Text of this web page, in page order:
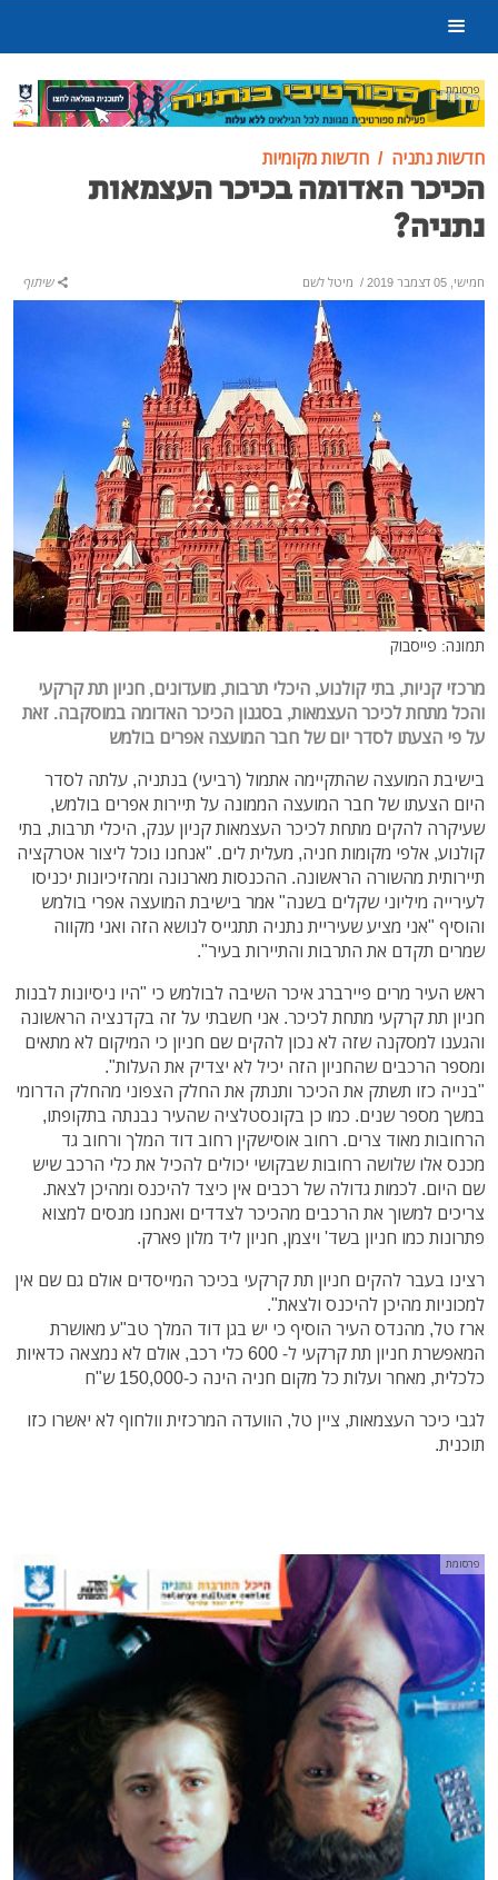
פרסומת
חדשות נתניה חדשות מקומיות
הכיכר האדומה בכיכר העצמאות
נתניה?
חמישי, 05 דצמבר 2019 / מיטל לשם שיתוף
תמונה: פייסבוק
מרכזי קניות, בתי קולנוע, היכלי תרבות, מועדונים, חניון תת קרקעי
והכל מתחת לכיכר העצמאות, בסגנון הכיכר האדומה במוסקבה. זאת
על פי הצעתו לסדר יום של חבר המועצה אפרים בולמש
בישיבת המועצה שהתקיימה אתמול (רביעי) בנתניה, עלתה לסדר
היום הצעתו של חבר המועצה הממונה על תיירות אפרים בולמש,
שעיקרה להקים מתחת לכיכר העצמאות קניון ענק, היכלי תרבות, בתי
קולנוע, אלפי מקומות חניה, מעלית לים. "אנחנו נוכל ליצור אטרקציה
תיירותית מהשורה הראשונה. ההכנסות מארנונה ומהזיכיונות יכניסו
לעירייה מיליוני שקלים בשנה" אמר בישיבת המועצה אפרי בולמש
והוסיף "אני מציע שעיריית נתניה תתגייס לנושא הזה ואני מקווה
שמרים תקדם את התרבות והתיירות בעיר".
ראש העיר מרים פיירברג איכר השיבה לבולמש כי "היו ניסיונות לבנות
חניון תת קרקעי מתחת לכיכר. אני חשבתי על זה בקדנציה הראשונה
והגענו למסקנה שזה לא נכון להקים שם חניון כי המיקום לא מתאים
ומספר הרכבים שהחניון הזה יכיל לא יצדיק את העלות".
"בנייה כזו תשתק את הכיכר ותנתק את החלק הצפוני מהחלק הדרומי
במשך מספר שנים. כמו כן בקונסטלציה שהעיר נבנתה בתקופתו,
הרחובות מאוד צרים. רחוב אוסישקין רחוב דוד המלך ורחוב גד
מכנס אלו שלושה רחובות שבקושי יכולים להכיל את כלי הרכב שיש
שם היום. לכמות גדולה של רכבים אין כיצד להיכנס ומהיכן לצאת.
צריכים למשוך את הרכבים מהכיכר לצדדים ואנחנו מנסים למצוא
פתרונות כמו חניון בשד' ויצמן, חניון ליד מלון פארק.
רצינו בעבר להקים חניון תת קרקעי בכיכר המייסדים אולם גם שם אין
למכוניות מהיכן להיכנס ולצאת".
ארז טל, מהנדס העיר הוסיף כי יש בגן דוד המלך טב"ע מאושרת
המאפשרת חניון תת קרקעי ל- 600 כלי רכב, אולם לא נמצאה כדאיות
כלכלית, מאחר ועלות כל מקום חניה הינה כ-150,000 ש"ח
לגבי כיכר העצמאות, ציין טל, הוועדה המרכזית וולחוף לא יאשרו כזו
תוכנית.
פרסומת